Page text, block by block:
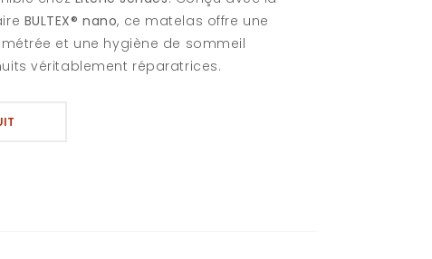
BULTEX® nano, ce matelas offre une
et une hygiène de sommeil
véritablement réparatrices.